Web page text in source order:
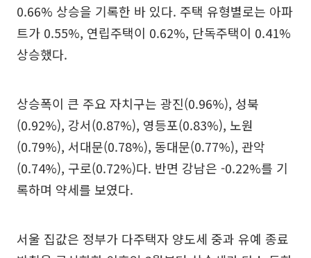
0.66% 상승을 기록한 바 있다. 주택 유형별로는 아파
트가 0.55%, 연립주택이 0.62%, 단독주택이 0.41%
상승했다.
상승폭이 큰 주요 자치구는 광진(0.96%), 성북
(0.92%), 강서(0.87%), 영등포(0.83%), 노원
(0.79%), 서대문(0.78%), 동대문(0.77%), 관악
(0.74%), 구로(0.72%)다. 반면 강남은 -0.22%를 기
록하며 약세를 보였다.
서울 집값은 정부가 다주택자 양도세 중과 유예 종료